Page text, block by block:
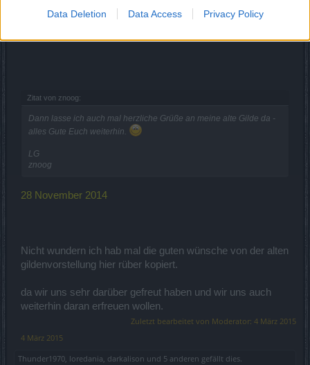
Data Deletion Data Access Privacy Policy
Zitat von znoog:
Dann lasse ich auch mal herzliche Grüße an meine alte Gilde da -
alles Gute Euch weiterhin.
LG
znoog
28 November 2014
Nicht wundern ich hab mal die guten wünsche von der alten
gildenvorstellung hier rüber kopiert.
da wir uns sehr darüber gefreut haben und wir uns auch
weiterhin daran erfreuen wollen.
Zuletzt bearbeitet von Moderator: 4 März 2015
4 März 2015
Thunder1970 loredania darkalison und 5 anderen gefällt dies.